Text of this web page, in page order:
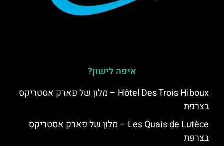
איפה לישון?
Hôtel Des Trois Hiboux – מלון של פארק אסטריקס
בצרפת
Les Quais de Lutèce – מלון של פארק אסטריקס
בצרפת